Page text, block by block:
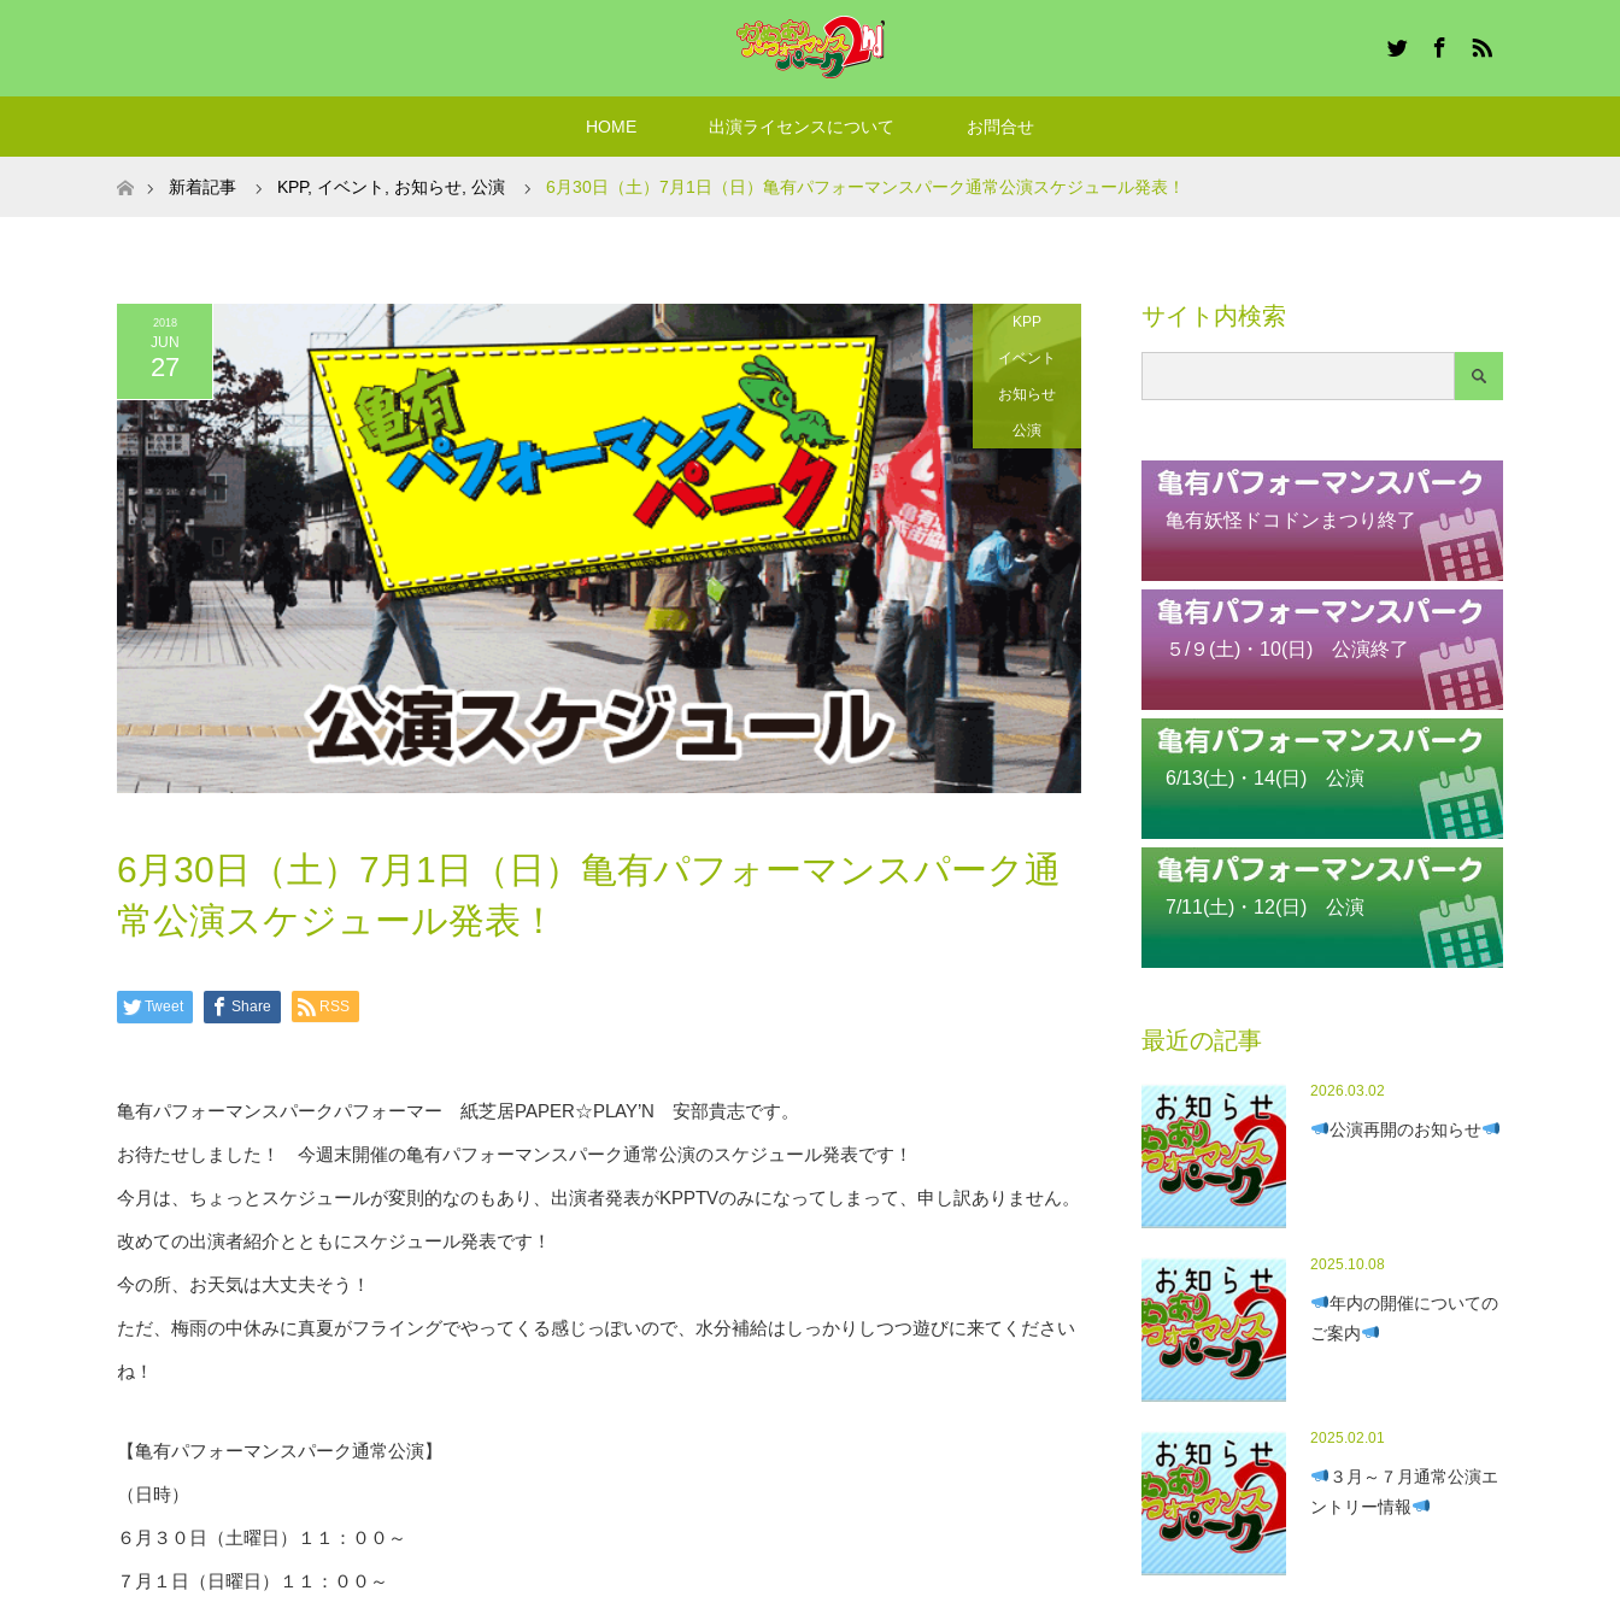
HOME 出演ライセンスについて お問合せ
ホーム新着記事 KPP, イベント お知らせ 公演 6月30日（土）7月1日（日）亀有パフォーマンスパーク通常公演スケジュール発表！
2018
JUN
27
KPP
イベント
お知らせ
公演
6月30日（土）7月1日（日）亀有パフォーマンスパーク通
常公演スケジュール発表！
Tweet Share RSS
亀有パフォーマンスパークパフォーマー 紙芝居PAPER☆PLAY’N 安部貴志です。
お待たせしました！ 今週末開催の亀有パフォーマンスパーク通常公演のスケジュール発表です！
今月は、ちょっとスケジュールが変則的なのもあり、出演者発表がKPPTVのみになってしまって、申し訳ありません。
改めての出演者紹介とともにスケジュール発表です！
今の所、お天気は大丈夫そう！
ただ、梅雨の中休みに真夏がフライングでやってくる感じっぽいので、水分補給はしっかりしつつ遊びに来てください
ね！
【亀有パフォーマンスパーク通常公演】
（日時）
６月３０日（土曜日）１１：００～
７月１日（日曜日）１１：００～
サイト内検索
亀有妖怪ドコドンまつり終了
５/９(土)・10(日) 公演終了
6/13(土)・14(日) 公演
7/11(土)・12(日) 公演
最近の記事
2026.03.02
公演再開のお知らせ
2025.10.08
年内の開催についての
ご案内
2025.02.01
３月～７月通常公演エ
ントリー情報